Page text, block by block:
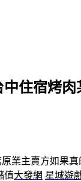
住宿烤肉
原業主賣方如果
值大發網 星城遊